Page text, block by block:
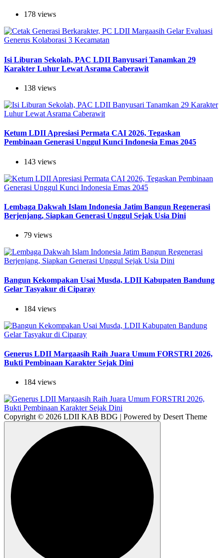
178 views
Isi Liburan Sekolah, PAC LDII Banyusari Tanamkan 29
Karakter Luhur Lewat Asrama Caberawit
138 views
Ketum LDII Apresiasi Permata CAI 2026, Tegaskan
Pembinaan Generasi Unggul Kunci Indonesia Emas 2045
143 views
Lembaga Dakwah Islam Indonesia Jatim Bangun Regenerasi
Berjenjang, Siapkan Generasi Unggul Sejak Usia Dini
79 views
Bangun Kekompakan Usai Musda, LDII Kabupaten Bandung
Gelar Tasyakur di Ciparay
184 views
Generus LDII Margaasih Raih Juara Umum FORSTRI 2026,
Bukti Pembinaan Karakter Sejak Dini
184 views
Copyright © 2026 LDII KAB BDG | Powered by Desert Theme